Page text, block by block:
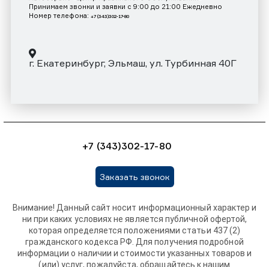
Принимаем звонки и заявки с 9:00 до 21:00 Ежедневно
Номер телефона: +7 (343)302-17-80
г. Екатеринбург, Эльмаш, ул. Турбинная 40Г
+7 (343)302-17-80
Заказать звонок
Внимание! Данный сайт носит информационный характер и
ни при каких условиях не является публичной офертой,
которая определяется положениями статьи 437 (2)
гражданского кодекса РФ. Для получения подробной
информации о наличии и стоимости указанных товаров и
(или) услуг, пожалуйста, обращайтесь к нашим